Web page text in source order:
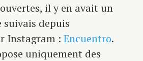
il y en avait un
depuis
Instagram : Encuentro.
uniquement des